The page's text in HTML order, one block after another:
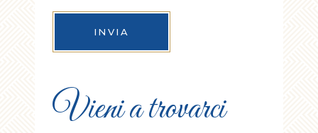
INVIA
Vieni a trovarci